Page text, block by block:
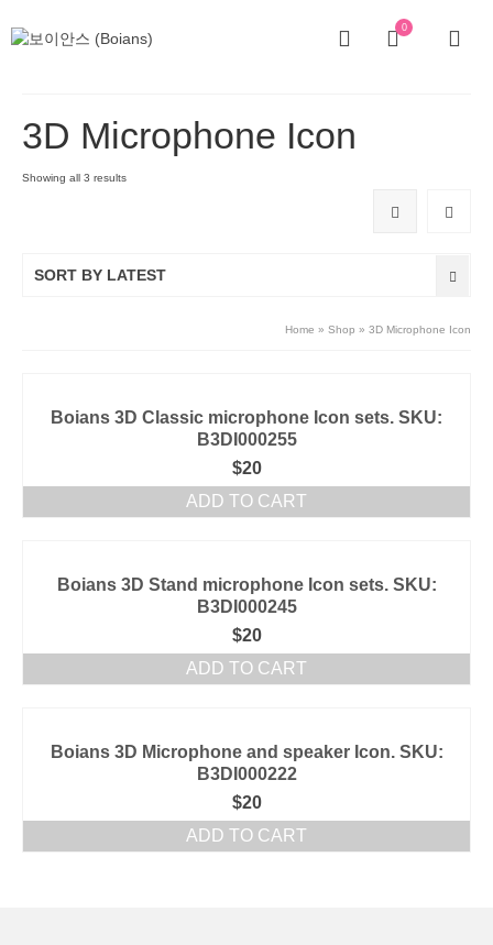
0
3D Microphone Icon
Showing all 3 results
SORT BY LATEST
Home » Shop » 3D Microphone Icon
Boians 3D Classic microphone Icon sets. SKU:
B3DI000255
$20
ADD TO CART
Boians 3D Stand microphone Icon sets. SKU:
B3DI000245
$20
ADD TO CART
Boians 3D Microphone and speaker Icon. SKU:
B3DI000222
$20
ADD TO CART